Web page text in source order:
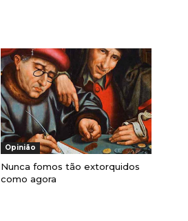
Opinião
Nunca fomos tão extorquidos
como agora